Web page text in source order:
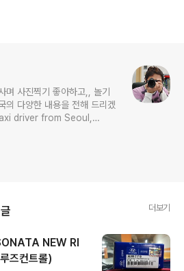
며 사진찍기 좋아하고,, 놀기
의 다양한 내용을 전해 드리겠
contents of Korea.
더보기
NEW RI
즈컨트롤)